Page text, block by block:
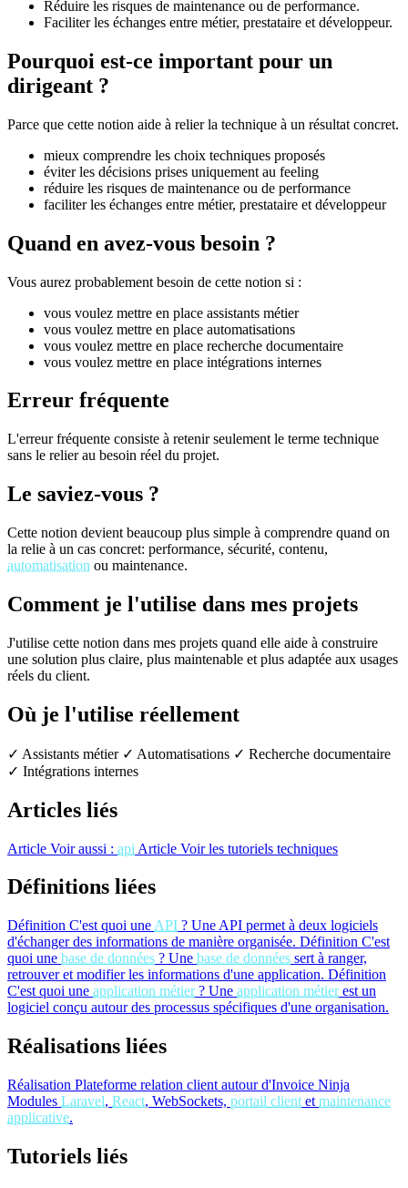
Réduire les risques de maintenance ou de performance.
Faciliter les échanges entre métier, prestataire et développeur.
Pourquoi est-ce important pour un
dirigeant ?
Parce que cette notion aide à relier la technique à un résultat concret.
mieux comprendre les choix techniques proposés
éviter les décisions prises uniquement au feeling
réduire les risques de maintenance ou de performance
faciliter les échanges entre métier, prestataire et développeur
Quand en avez-vous besoin ?
Vous aurez probablement besoin de cette notion si :
vous voulez mettre en place assistants métier
vous voulez mettre en place automatisations
vous voulez mettre en place recherche documentaire
vous voulez mettre en place intégrations internes
Erreur fréquente
L'erreur fréquente consiste à retenir seulement le terme technique
sans le relier au besoin réel du projet.
Le saviez-vous ?
Cette notion devient beaucoup plus simple à comprendre quand on
la relie à un cas concret: performance, sécurité, contenu,
automatisation ou maintenance.
Comment je l'utilise dans mes projets
J'utilise cette notion dans mes projets quand elle aide à construire
une solution plus claire, plus maintenable et plus adaptée aux usages
réels du client.
Où je l'utilise réellement
✓ Assistants métier ✓ Automatisations ✓ Recherche documentaire
✓ Intégrations internes
Articles liés
Article Voir aussi : api Article Voir les tutoriels techniques
Définitions liées
Définition C'est quoi une API ? Une API permet à deux logiciels
d'échanger des informations de manière organisée. Définition C'est
quoi une base de données ? Une base de données sert à ranger,
retrouver et modifier les informations d'une application. Définition
C'est quoi une application métier? Une application métierest un
logiciel conçu autour des processus spécifiques d'une organisation.
Réalisations liées
Réalisation Plateforme relation client autour d'Invoice Ninja
Modules Laravel, React, WebSockets, portail client et maintenance
applicative.
Tutoriels liés